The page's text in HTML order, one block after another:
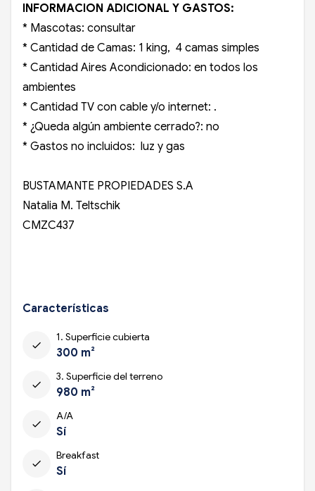
INFORMACION ADICIONAL Y GASTOS:
* Mascotas: consultar
* Cantidad de Camas: 1 king, 4 camas simples
* Cantidad Aires Acondicionado: en todos los
ambientes
* Cantidad TV con cable y/o internet: .
* ¿Queda algún ambiente cerrado?: no
* Gastos no incluidos: luz y gas
BUSTAMANTE PROPIEDADES S.A
Natalia M. Teltschik
CMZC437
Características
check
1. Superficie cubierta
300 m²
check
3. Superficie del terreno
980 m²
check
A/A
Sí
check
Breakfast
Sí